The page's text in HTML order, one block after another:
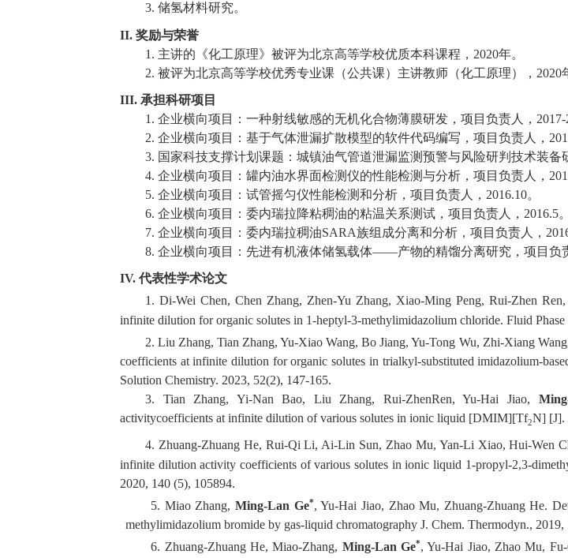
3. 储氢材料研究。
II. 奖励与荣誉
1. 主讲的《化工原理》被评为北京高等学校优质本科课程 ， 2020年。
2. 被评为北京高等学校优秀专业课（公共课）主讲教师（化工原理） ， 2020
III. 承担科研项目
1 . 企业横向项目： 一种射线敏感的无机化合物薄膜研发 ，项目负责人， 201 7-
2. 企业横向项目： 基于气体泄漏扩散模型的软件代码编写 ，项目负责人，
3. 国家科技支撑计划课题 ： 城镇油气管道泄漏监测预警与风险研判技术装备
4. 企业横向项目： 罐内油水界面检测仪的性能检测与分析 ，项目负责人， 201
5. 企业横向项目： 试管摇匀仪性能检测和分析 ，项目负责人， 2016.10。
6. 企业横向项目： 委内瑞拉降粘稠油的粘温关系测试 ，项目负责人， 2016.5。
7. 企业横向项目： 委内瑞拉稠油SARA族组成分离和分析 ，项目负责人，
8. 企业横向项目： 先进有机液体储氢载体——产物的精馏分离研究 ，项目负
IV. 代表性学术论文
1. Di-Wei Chen, Chen Zhang, Zhen-Yu Zhang, Xiao-Ming Peng, Rui-Zhen Ren,
infinite dilution for organic solutes in 1-heptyl-3-methylimidazolium chloride. Fluid
2.Liu Zhang, Tian Zhang, Yu-Xiao Wang, Bo Jiang, Yu-Tong Wu, Zhi-Xiang
coefficients at infinite dilution for organic solutes in trialkyl-substituted imidazolium-
Solution Chemistry. 2023, 52(2), 147-165.
3. Tian Zhang, Yi-Nan Bao, Liu Zhang, Rui-ZhenRen, Yu-Hai Jiao,
activitycoefficients at infinite dilution of various solutes in ionic liquid [DMIM][Tf2N] [J].
4. Zhuang-Zhuang He, Rui-Qi Li, Ai-Lin Sun, Zhao Mu, Yan-Li Xiao, Hui-Wen
infinite dilution activity coefficients of various solutes in ionic liquid 1-propyl-2,3-
2020, 140 (5), 105894.
5. Miao Zhang,Ming-Lan Ge*, Yu-Hai Jiao, Zhao Mu, Zhuang-Zhuang He.
methylimidazolium bromide by gas-liquid chromatography J. Chem. Thermodyn., 2019,
6. Zhuang-Zhuang He, Miao-Zhang, Ming-Lan Ge*, Yu-Hai Jiao, Zhao Mu,